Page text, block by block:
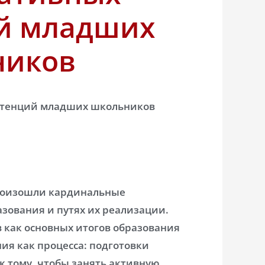
младших
младших школьников
кардинальные
и путях их реализации.
основных итогов образования
как процесса: подготовки